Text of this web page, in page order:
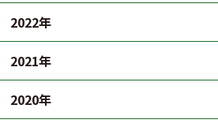
2022年
2021年
2020年